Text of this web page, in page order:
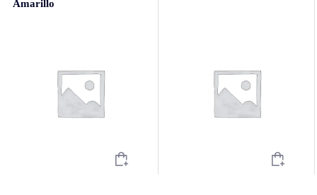
Amarillo